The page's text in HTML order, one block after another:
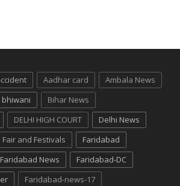
Aadhar card
Ambala News
bhiwani
Bihar News
DELHI HIGH COURT
Delhi News
Fair and Festivals
Faridabad
Faridabad News
Faridabad-DC
Faridabad-news-17